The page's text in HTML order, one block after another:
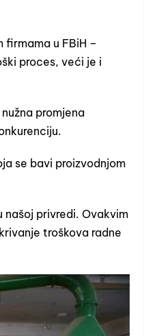
u FBiH –
proces, veći je i
promjena
se bavi proizvodnjom
privredi. Ovakvim
troškova radne